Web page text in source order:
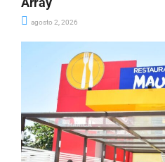
agosto 2, 2026